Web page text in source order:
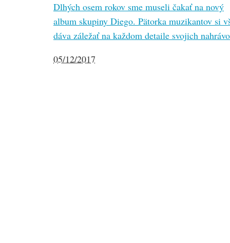
Dlhých osem rokov sme museli čakať na nový
album skupiny Diego. Pätorka muzikantov si
dáva záležať na každom detaile svojich
05/12/2017